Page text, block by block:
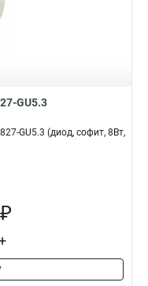
GU5.3
GU5.3 (диод, софит, 8Вт,